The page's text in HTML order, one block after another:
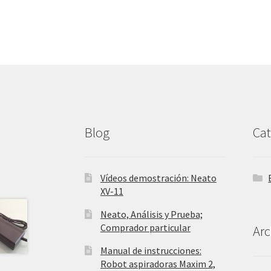
Blog
Vídeos demostración: Neato
XV-11
Neato, Análisis y Prueba;
Comprador particular
Manual de instrucciones:
Robot aspiradoras Maxim 2,